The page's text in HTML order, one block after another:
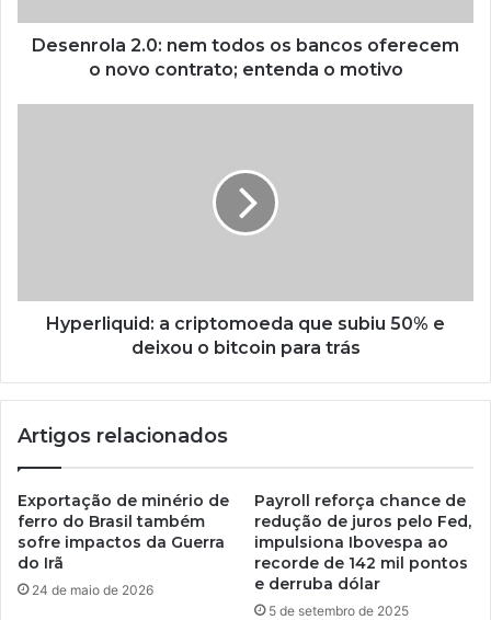
Desenrola 2.0: nem todos os bancos oferecem
o novo contrato; entenda o motivo
Hyperliquid: a criptomoeda que subiu 50% e
deixou o bitcoin para trás
Artigos relacionados
Exportação de minério de
ferro do Brasil também
sofre impactos da Guerra
do Irã
24 de maio de 2026
Payroll reforça chance de
redução de juros pelo Fed,
impulsiona Ibovespa ao
recorde de 142 mil pontos
e derruba dólar
5 de setembro de 2025